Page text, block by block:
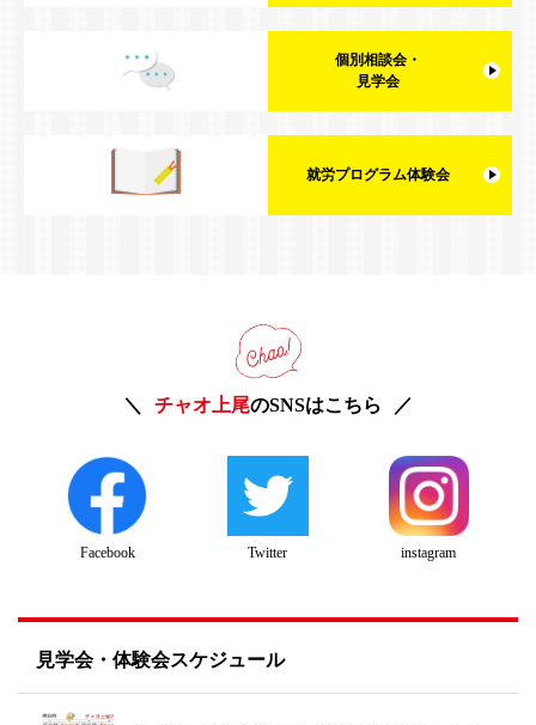
個別相談会・
見学会
就労プログラム体験会
チャオ上尾のSNSはこちら
Facebook Twitter instagram
見学会・体験会スケジュール